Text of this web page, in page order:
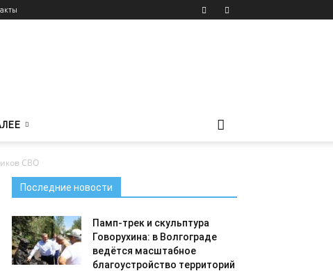
СВО
Последние новости
Памп-трек и скульптура
Говорухина: в Волгограде
ведётся масштабное
благоустройство территорий